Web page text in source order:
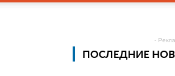
-
ПОСЛЕДНИЕ